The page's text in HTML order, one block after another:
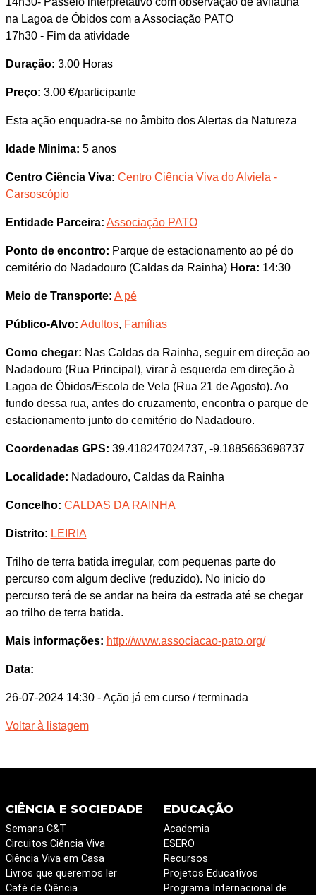
na Lagoa de Óbidos com a Associação PATO
17h30 - Fim da atividade
Duração: 3.00 Horas
Preço: 3.00 €/participante
Esta ação enquadra-se no âmbito dos Alertas da Natureza
Idade Minima: 5 anos
Centro Ciência Viva: Centro Ciência Viva do Alviela -
Carsoscópio
Entidade Parceira: Associação PATO
Ponto de encontro: Parque de estacionamento ao pé do
cemitério do Nadadouro (Caldas da Rainha) Hora: 14:30
Meio de Transporte: A pé
Público-Alvo: Adultos, Famílias
Como chegar: Nas Caldas da Rainha, seguir em direção ao
Nadadouro (Rua Principal), virar à esquerda em direção à
Lagoa de Óbidos/Escola de Vela (Rua 21 de Agosto). Ao
fundo dessa rua, antes do cruzamento, encontra o parque de
estacionamento junto do cemitério do Nadadouro.
Coordenadas GPS: 39.418247024737, -9.1885663698737
Localidade: Nadadouro, Caldas da Rainha
Concelho: CALDAS DA RAINHA
Distrito: LEIRIA
Trilho de terra batida irregular, com pequenas parte do
percurso com algum declive (reduzido). No inicio do
percurso terá de se andar na beira da estrada até se chegar
ao trilho de terra batida.
Mais informações: http://www.associacao-pato.org/
Data:
26-07-2024 14:30 - Ação já em curso / terminada
Voltar à listagem
CIÊNCIA E SOCIEDADE
Semana C&T
Circuitos Ciência Viva
Ciência Viva em Casa
Livros que queremos ler
Café de Ciência
EDUCAÇÃO
Academia
ESERO
Recursos
Projetos Educativos
Programa Internacional de